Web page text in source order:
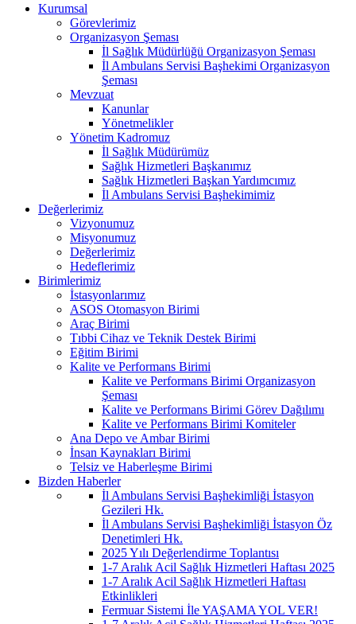
Kurumsal
Görevlerimiz
Organizasyon Şeması
İl Sağlık Müdürlüğü Organizasyon Şeması
İl Ambulans Servisi Başhekimi Organizasyon
Şeması
Mevzuat
Kanunlar
Yönetmelikler
Yönetim Kadromuz
İl Sağlık Müdürümüz
Sağlık Hizmetleri Başkanımız
Sağlık Hizmetleri Başkan Yardımcımız
İl Ambulans Servisi Başhekimimiz
Değerlerimiz
Vizyonumuz
Misyonumuz
Değerlerimiz
Hedeflerimiz
Birimlerimiz
İstasyonlarımız
ASOS Otomasyon Birimi
Araç Birimi
Tıbbi Cihaz ve Teknik Destek Birimi
Eğitim Birimi
Kalite ve Performans Birimi
Kalite ve Performans Birimi Organizasyon
Şeması
Kalite ve Performans Birimi Görev Dağılımı
Kalite ve Performans Birimi Komiteler
Ana Depo ve Ambar Birimi
İnsan Kaynakları Birimi
Telsiz ve Haberleşme Birimi
Bizden Haberler
İl Ambulans Servisi Başhekimliği İstasyon
Gezileri Hk.
İl Ambulans Servisi Başhekimliği İstasyon Öz
Denetimleri Hk.
2025 Yılı Değerlendirme Toplantısı
1-7 Aralık Acil Sağlık Hizmetleri Haftası 2025
1-7 Aralık Acil Sağlık Hizmetleri Haftası
Etkinlikleri
Fermuar Sistemi İle YAŞAMA YOL VER!